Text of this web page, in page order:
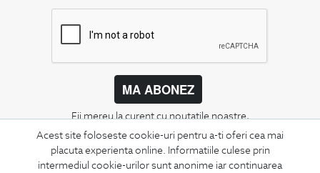
Acest site foloseste cookie-uri pentru a-ti oferi cea mai
placuta experienta online. Informatiile culese prin
intermediul cookie-urilor sunt anonime iar continuarea
MA ABONEZ
Fii mereu la curent cu noutatile noastre,
oferte speciale si trenduri in moda masculina.
CONCIERGE